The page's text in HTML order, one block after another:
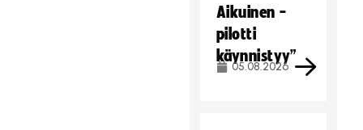
Aikuinen -
pilotti
käynnistyy”
05.08.2026